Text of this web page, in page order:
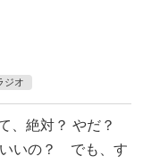
ジオ
、絶対？ やだ？
いいの？ でも、す